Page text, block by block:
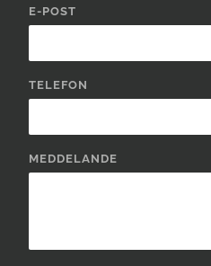
E-POST
TELEFON
MEDDELANDE